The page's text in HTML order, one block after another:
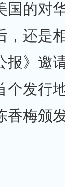
国的对
，还是
报》邀
个发行
香梅颁